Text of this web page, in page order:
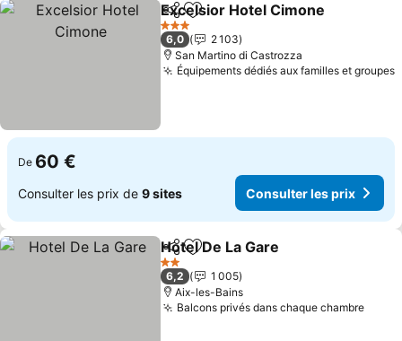
PartagerAjouter à mes favoris
Excelsior Hotel Cimone
3 Étoiles
6,0
2 103
San Martino di Castrozza
Équipements dédiés aux familles et groupes
De 60 €
Consulter les prix de 9 sites Consulter les prix
PartagerAjouter à mes favoris
Hotel De La Gare
2 Étoiles
6,2
1 005
Aix-les-Bains
Balcons privés dans chaque chambre